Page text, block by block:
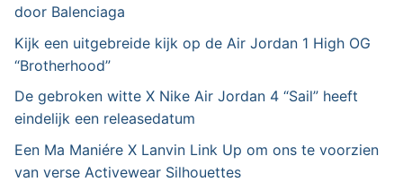
door Balenciaga
Kijk een uitgebreide kijk op de Air Jordan 1 High OG
“Brotherhood”
De gebroken witte X Nike Air Jordan 4 “Sail” heeft
eindelijk een releasedatum
Een Ma Maniére X Lanvin Link Up om ons te voorzien
van verse Activewear Silhouettes